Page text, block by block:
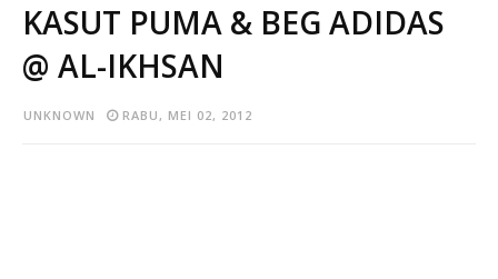
KASUT PUMA & BEG ADIDAS
@ AL-IKHSAN
UNKNOWN RABU, MEI 02, 2012